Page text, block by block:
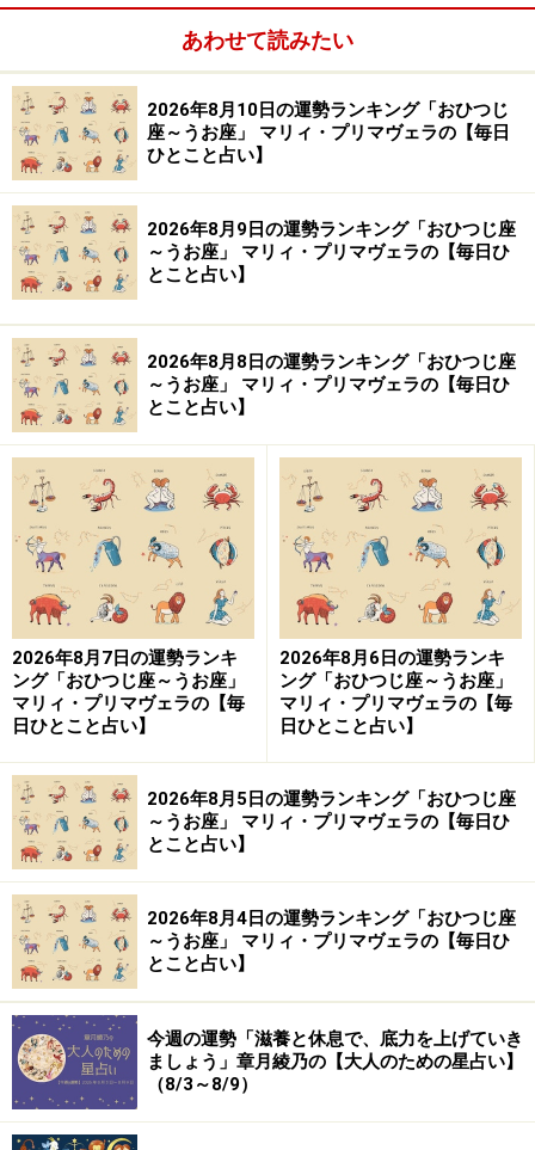
近いうちに大きな決断を迫られるかもしれませんが、そ
の選択はあなたの進むべき道を照らす重要な指針となり
ます。周囲の視線を気にせず、妥協せずに、あなたが納
得できる答えを選び取ってください。
仕事面では「刷新」がカギとなります。古い流れを見直
し、新しい方法や仕組みを取り入れることで、運気は大
きく動き出します。
＞【続きを見る】幸運を呼び込む“ラッキーフード”はこ
ちら
おうし座／牡牛座（4月20日～5月20日生ま
れ）
＜全体運＞
金運が安定し、物事を着実に整えていける時期です。今
大切なのは、無理に動くことではなく、土台をしっかり
固めることです。焦らず、環境や仕組みを整えていくイ
メージで進めると、後々大きな実りにつながります。
貯蓄や資産運用を見直すのもよいでしょう。新しい選択
肢を増やすよりも、自分に合った方法を丁寧に精査し、
長く続けられる形を整えるほうが、成果は出やすいでし
ょう。仕事面では、交渉事や話し合いがスムーズに進み
あわせて読みたい
2026年8月10日の運勢ランキング「おひつじ
座～うお座」 マリィ・プリマヴェラの【毎日
ひとこと占い】
2026年8月9日の運勢ランキング「おひつじ座
～うお座」 マリィ・プリマヴェラの【毎日ひ
とこと占い】
2026年8月8日の運勢ランキング「おひつじ座
～うお座」 マリィ・プリマヴェラの【毎日ひ
とこと占い】
2026年8月7日の運勢ランキ
ング「おひつじ座～うお座」
マリィ・プリマヴェラの【毎
日ひとこと占い】
2026年8月6日の運勢ランキ
ング「おひつじ座～うお座」
マリィ・プリマヴェラの【毎
日ひとこと占い】
2026年8月5日の運勢ランキング「おひつじ座
～うお座」 マリィ・プリマヴェラの【毎日ひ
とこと占い】
2026年8月4日の運勢ランキング「おひつじ座
～うお座」 マリィ・プリマヴェラの【毎日ひ
とこと占い】
今週の運勢「滋養と休息で、底力を上げていき
ましょう」章月綾乃の【大人のための星占い】
（8/3～8/9）